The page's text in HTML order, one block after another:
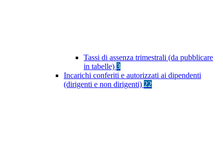
Tassi di assenza trimestrali (da pubblicare
in tabelle) 3
Incarichi conferiti e autorizzati ai dipendenti
(dirigenti e non dirigenti) 22